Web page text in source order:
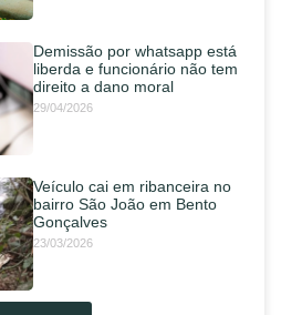
Demissão por whatsapp está
liberda e funcionário não tem
direito a dano moral
29/04/2026
Veículo cai em ribanceira no
bairro São João em Bento
Gonçalves
23/03/2026